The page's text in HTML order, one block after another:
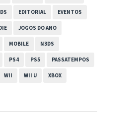
DS EDITORIAL EVENTOS
JOGOS DO ANO
MOBILE N3DS
PS4 PS5 PASSATEMPOS
WII WII U XBOX